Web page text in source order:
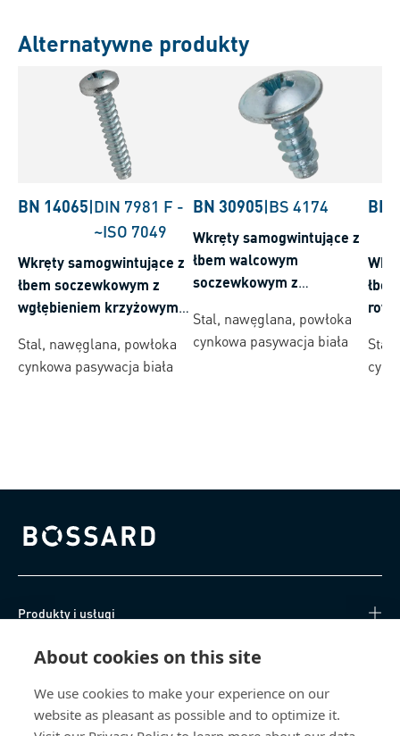
About cookies on this site
We use cookies to make your experience on our
website as pleasant as possible and to optimize it.
Alternatywne produkty
BN 14065|DIN 7981 F -
~ISO 7049
Wkręty samogwintujące z
łbem soczewkowym z
wgłębieniem krzyżowym
walcowym typu F
Stal, nawęglana, powłoka
cynkowa pasywacja biała
BN 30905|BS 4174
Wkręty samogwintujące z
łbem walcowym
soczewkowym z
wgłębieniem krzyżowym
Pozidriv typ Z i czopem
Stal, nawęglana, powłoka
cynkowa pasywacja biała
BN
Stal,
Bossard homepage
Produkty i usługi
Centrum Wiedzy
Bezpośredni dostęp